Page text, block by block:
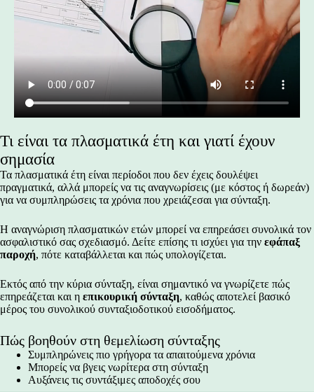
Τι είναι τα πλασματικά έτη και γιατί έχουν
σημασία
Τα πλασματικά έτη είναι περίοδοι που δεν έχεις δουλέψει
πραγματικά, αλλά μπορείς να τις αναγνωρίσεις (με κόστος ή δωρεάν)
για να συμπληρώσεις τα χρόνια που χρειάζεσαι για σύνταξη.
Η αναγνώριση πλασματικών ετών μπορεί να επηρεάσει συνολικά τον
ασφαλιστικό σας σχεδιασμό. Δείτε επίσης τι ισχύει για την εφάπαξ
παροχή, πότε καταβάλλεται και πώς υπολογίζεται.
Εκτός από την κύρια σύνταξη, είναι σημαντικό να γνωρίζετε πώς
επηρεάζεται και η επικουρική σύνταξη, καθώς αποτελεί βασικό
μέρος του συνολικού συνταξιοδοτικού εισοδήματος.
Πώς βοηθούν στη θεμελίωση σύνταξης
Συμπληρώνεις πιο γρήγορα τα απαιτούμενα χρόνια
Μπορείς να βγεις νωρίτερα στη σύνταξη
Αυξάνεις τις συντάξιμες αποδοχές σου